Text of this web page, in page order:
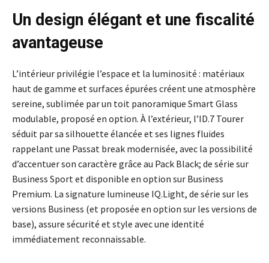
Un design élégant et une fiscalité
avantageuse
L’intérieur privilégie l’espace et la luminosité : matériaux
haut de gamme et surfaces épurées créent une atmosphère
sereine, sublimée par un toit panoramique Smart Glass
modulable, proposé en option. À l’extérieur, l’ID.7 Tourer
séduit par sa silhouette élancée et ses lignes fluides
rappelant une Passat break modernisée, avec la possibilité
d’accentuer son caractère grâce au Pack Black; de série sur
Business Sport et disponible en option sur Business
Premium. La signature lumineuse IQ.Light, de série sur les
versions Business (et proposée en option sur les versions de
base), assure sécurité et style avec une identité
immédiatement reconnaissable.